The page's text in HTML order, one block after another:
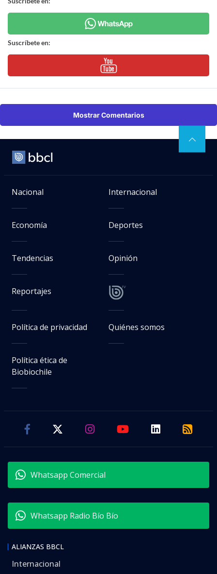
Suscríbete en:
Mostrar Comentarios
Nacional Internacional
Economía Deportes
Tendencias Opinión
Reportajes
Política de privacidad Quiénes somos
Política ética de
Biobiochile
Whatsapp Comercial
Whatsapp Radio Bío Bío
ALIANZAS BBCL
Internacional